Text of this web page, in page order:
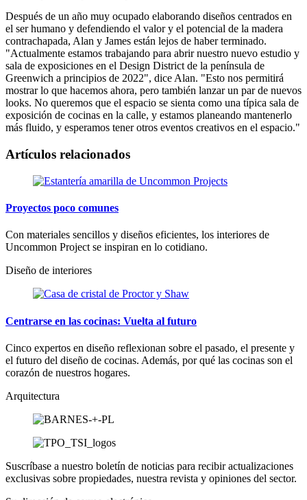
Después de un año muy ocupado elaborando diseños centrados en
el ser humano y defendiendo el valor y el potencial de la madera
contrachapada, Alan y James están lejos de haber terminado.
"Actualmente estamos trabajando para abrir nuestro nuevo estudio y
sala de exposiciones en el Design District de la península de
Greenwich a principios de 2022", dice Alan. "Esto nos permitirá
mostrar lo que hacemos ahora, pero también lanzar un par de nuevos
looks. No queremos que el espacio se sienta como una típica sala de
exposición de cocinas en la calle, y estamos planeando mantenerlo
más fluido, y esperamos tener otros eventos creativos en el espacio."
Artículos relacionados
Proyectos poco comunes
Con materiales sencillos y diseños eficientes, los interiores de
Uncommon Project se inspiran en lo cotidiano.
Diseño de interiores
Centrarse en las cocinas: Vuelta al futuro
Cinco expertos en diseño reflexionan sobre el pasado, el presente y
el futuro del diseño de cocinas. Además, por qué las cocinas son el
corazón de nuestros hogares.
Arquitectura
Suscríbase a nuestro boletín de noticias para recibir actualizaciones
exclusivas sobre propiedades, nuestra revista y opiniones del sector.